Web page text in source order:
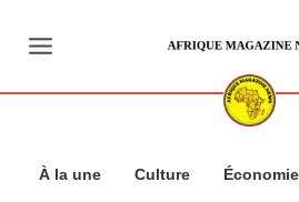
contenu
À la une Culture Économie